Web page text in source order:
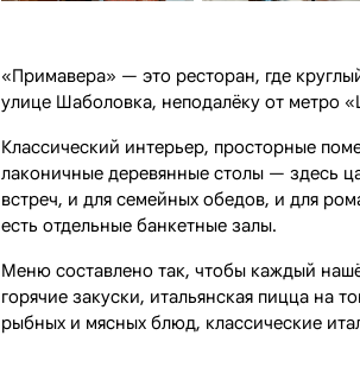
«Примавера» — это ресторан, где
улице Шаболовка, неподалёку от метро
Классический интерьер, просторные
лаконичные деревянные столы — здесь
встреч, и для семейных обедов, и для
есть отдельные банкетные залы.
Меню составлено так, чтобы каждый
горячие закуски, итальянская пицца на
рыбных и мясных блюд, классические